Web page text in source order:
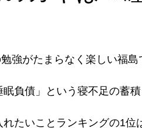
強がたまらなく楽しい福島
負債」という寝不足の蓄
たいことランキングの1位